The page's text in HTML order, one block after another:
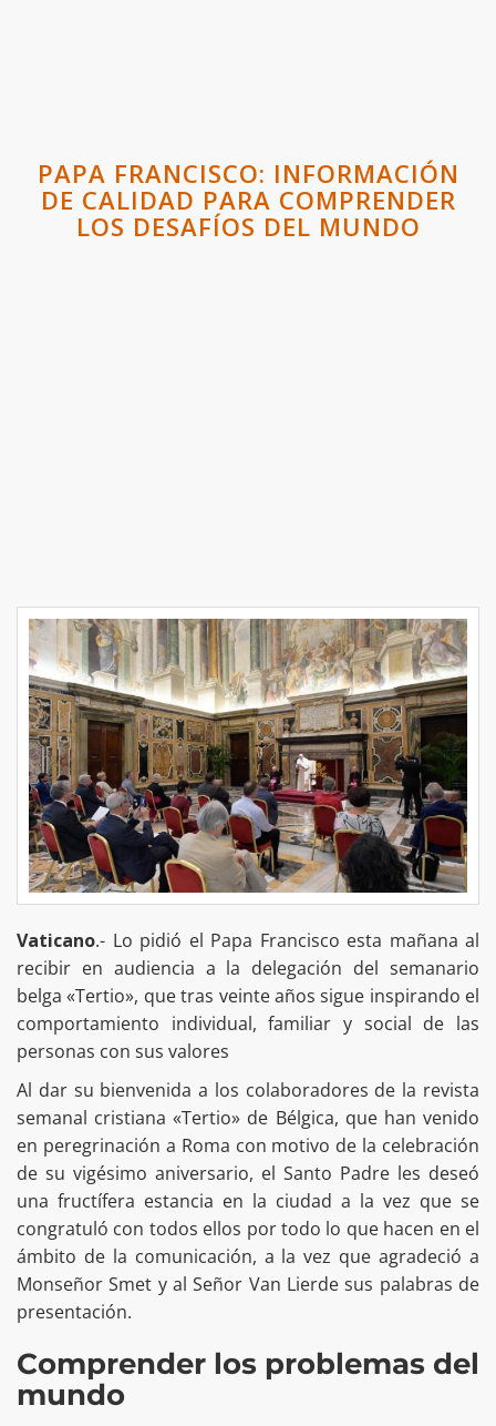
PAPA FRANCISCO: INFORMACIÓN
DE CALIDAD PARA COMPRENDER
LOS DESAFÍOS DEL MUNDO
Vaticano.- Lo pidió el Papa Francisco esta mañana al
recibir en audiencia a la delegación del semanario
belga «Tertio», que tras veinte años sigue inspirando el
comportamiento individual, familiar y social de las
personas con sus valores
Al dar su bienvenida a los colaboradores de la revista
semanal cristiana «Tertio» de Bélgica, que han venido
en peregrinación a Roma con motivo de la celebración
de su vigésimo aniversario, el Santo Padre les deseó
una fructífera estancia en la ciudad a la vez que se
congratuló con todos ellos por todo lo que hacen en el
ámbito de la comunicación, a la vez que agradeció a
Monseñor Smet y al Señor Van Lierde sus palabras de
presentación.
Comprender los problemas del
mundo